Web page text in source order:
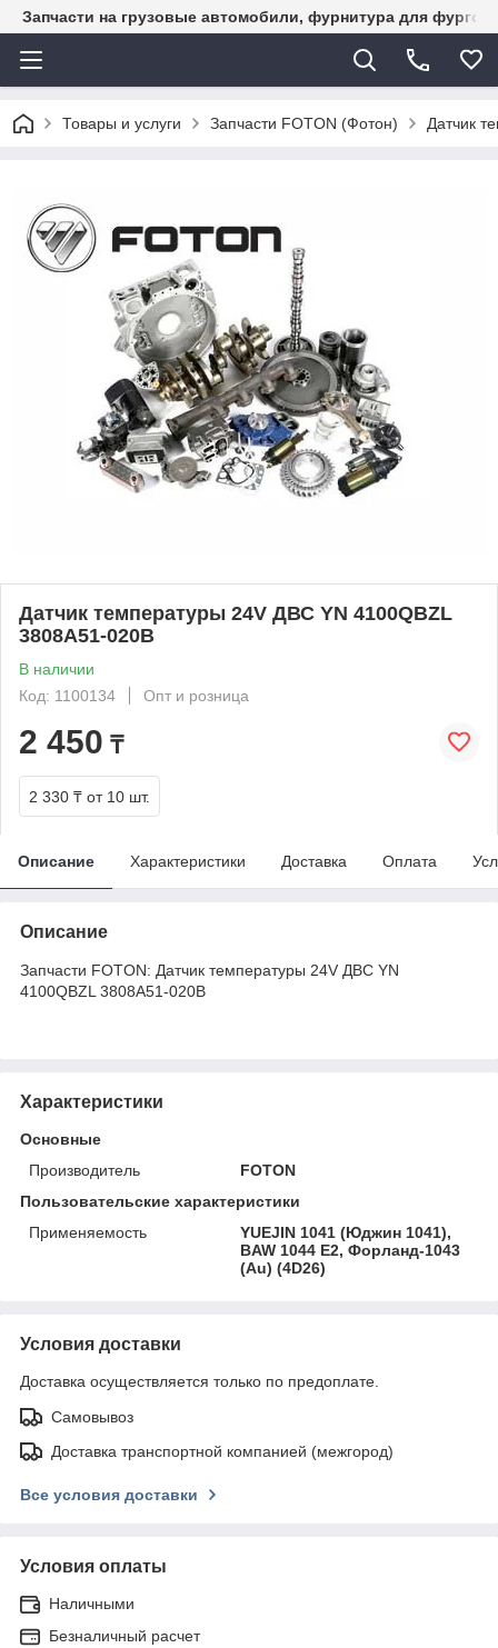
Запчасти на грузовые автомобили, фурнитура для
Товары и услуги Запчасти FOTON (Фотон) Датчик
Датчик температуры 24V ДВС YN 4100QBZL
3808A51-020B
В наличии
Код: 1100134
Опт и розница
2 450 ₸
2 330 ₸ от 10 шт.
Описание Характеристики Доставка Оплата
Описание
Запчасти FOTON: Датчик температуры 24V ДВС YN
4100QBZL 3808A51-020B
Характеристики
Основные
Производитель
FOTON
Пользовательские характеристики
Применяемость
YUEJIN 1041 (Юджин 1041),
BAW 1044 E2, Форланд-1043
(Au) (4D26)
Условия доставки
Доставка осуществляется только по предоплате.
Самовывоз
Доставка транспортной компанией (межгород)
Все условия доставки
Условия оплаты
Наличными
Безналичный расчет